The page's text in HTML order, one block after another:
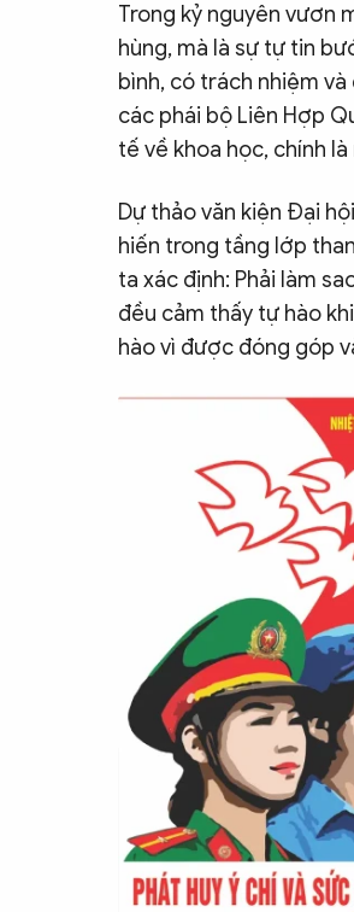
Trong kỷ nguyên vươn
hùng, mà là sự tự tin
bình, có trách nhiệm và
các phái bộ Liên Hợp
tế về khoa học, chính
Dự thảo văn kiện Đại
hiến trong tầng lớp
ta xác định: Phải làm
đều cảm thấy tự hào
hào vì được đóng góp